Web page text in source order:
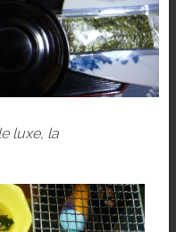
luxe, la